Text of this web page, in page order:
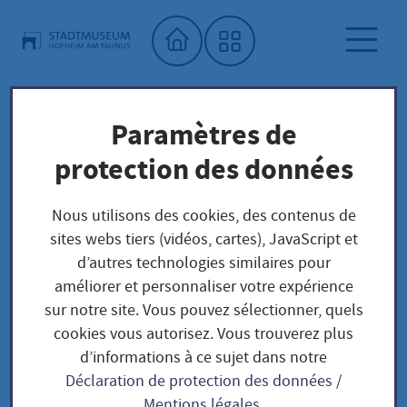
Accueil"
Musée municipal
Kalender Stadtmuseum Hofheim
Führung am Sonntag: Friedensreich
Hundertwasser (1928–2000) – Friedensvertrag
mit der Natur
Führung am Sonntag:
Paramètres de
protection des données
Nous utilisons des cookies, des contenus de
sites webs tiers (vidéos, cartes), JavaScript et
d’autres technologies similaires pour
améliorer et personnaliser votre expérience
sur notre site. Vous pouvez sélectionner, quels
cookies vous autorisez. Vous trouverez plus
d’informations à ce sujet dans notre
Déclaration de protection des données /